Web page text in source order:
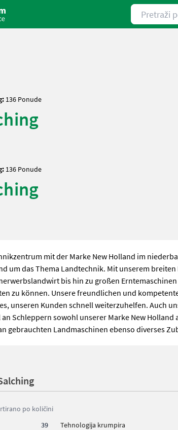
Pretraži
136 Ponude
136 Ponude
mit der Marke New Holland im
um das Thema Landtechnik. Mit unserem
bis hin zu großen
zu können. Unsere freundlichen und
unseren Kunden schnell weiterzuhelfen. Auch
Schleppern sowohl unserer Marke New
gebrauchten Landmaschinen ebenso diverses
po količini
39 Tehnologija krumpira